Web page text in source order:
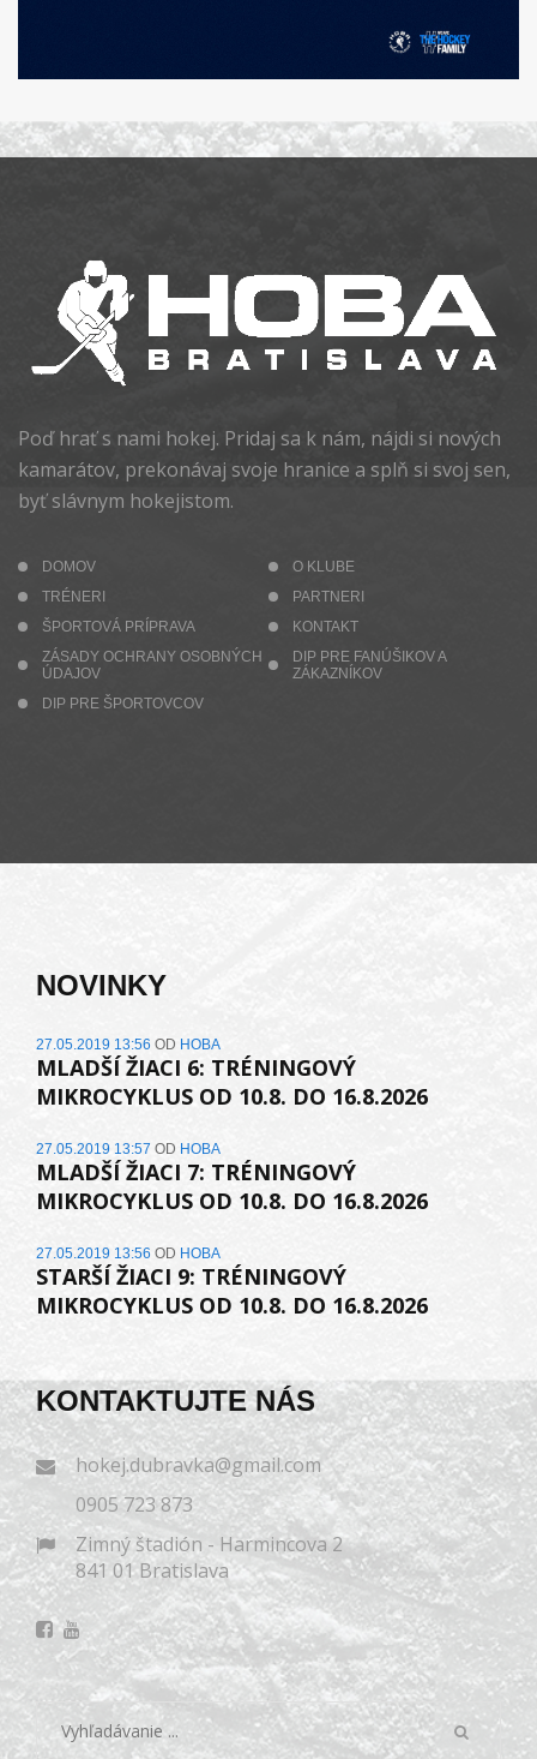
Poď hrať s nami hokej. Pridaj sa k nám, nájdi si nových
kamarátov, prekonávaj svoje hranice a splň si svoj sen,
byť slávnym hokejistom.
DOMOV
O KLUBE
TRÉNERI
PARTNERI
ŠPORTOVÁ PRÍPRAVA
KONTAKT
ZÁSADY OCHRANY OSOBNÝCH
ÚDAJOV
DIP PRE FANÚŠIKOV A
ZÁKAZNÍKOV
DIP PRE ŠPORTOVCOV
NOVINKY
27.05.2019 13:56 OD HOBA
MLADŠÍ ŽIACI 6: TRÉNINGOVÝ
MIKROCYKLUS OD 10.8. DO 16.8.2026
27.05.2019 13:57 OD HOBA
MLADŠÍ ŽIACI 7: TRÉNINGOVÝ
MIKROCYKLUS OD 10.8. DO 16.8.2026
27.05.2019 13:56 OD HOBA
STARŠÍ ŽIACI 9: TRÉNINGOVÝ
MIKROCYKLUS OD 10.8. DO 16.8.2026
KONTAKTUJTE NÁS
hokej.dubravka@gmail.com
0905 723 873
Zimný štadión - Harmincova 2
841 01 Bratislava